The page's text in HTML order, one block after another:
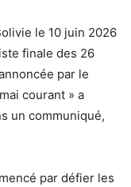
le 10 juin 2026
finale des 26
par le
courant » a
un communiqué,
par défier les